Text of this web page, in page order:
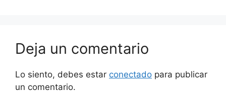
Deja un comentario
Lo siento, debes estar conectado para publicar
un comentario.